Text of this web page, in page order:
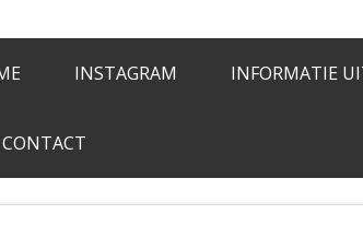
INSTAGRAM INFORMATIE
CONTACT